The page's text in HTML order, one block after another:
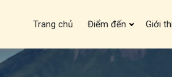
Trang chủ Điểm đến Giới